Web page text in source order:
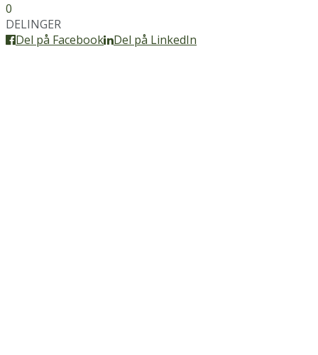
0
DELINGER
Del på Facebook
Del på LinkedIn